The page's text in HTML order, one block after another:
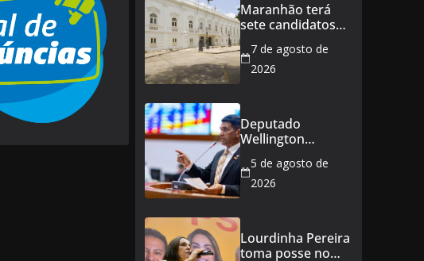
Maranhão terá
sete candidatos
ao Senado
7 de agosto de
2026
Deputado
Wellington
de 21,7% para
todos os
aposentados do
Maranhão
5 de agosto de
2026
Lourdinha Pereira
toma posse no